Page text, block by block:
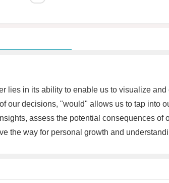
lies in its ability to enable us to visualize
our decisions, "would" allows us to tap into
assess the potential consequences
the way for personal growth and